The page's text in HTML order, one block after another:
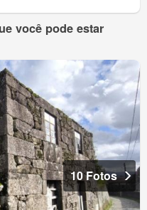
você pode estar
10 Fotos